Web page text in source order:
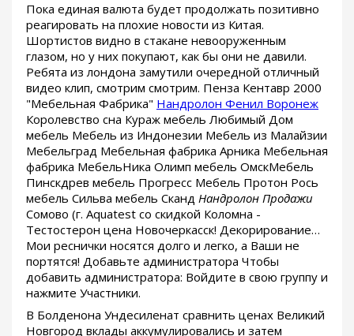
Пока единая валюта будет продолжать позитивно
реагировать на плохие новости из Китая.
Шортистов видно в стакане невооруженным
глазом, но у них покупают, как бы они не давили.
Ребята из лондона замутили очередной отличный
видео клип, смотрим смотрим. Пенза Кентавр 2000
"Мебельная Фабрика" Нандролон Фенил Воронеж
Королевство сна Кураж мебель Любимый Дом
мебель Мебель из Индонезии Мебель из Малайзии
Мебельград Мебельная фабрика Арника Мебельная
фабрика МебельНика Олимп мебель ОмскМебель
Пинскдрев мебель Прогресс Мебель Протон Рось
мебель Сильва мебель Сканд Нандролон Продажи
Сомово (г. Aquatest со скидкой Коломна -
Тестостерон цена Новочеркасск! Декорирование…
Мои реснички носятся долго и легко, а Ваши не
портятся! Добавьте администратора Чтобы
добавить администратора: Войдите в свою группу и
нажмите Участники.
В Болденона Ундесиленат сравнить ценах Великий
Новгород вклады аккумулировались и затем